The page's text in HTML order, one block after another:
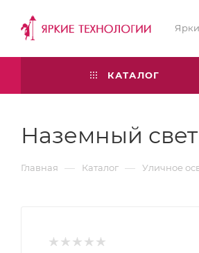
КАТАЛОГ
Наземный
Главная — Каталог — Уличное